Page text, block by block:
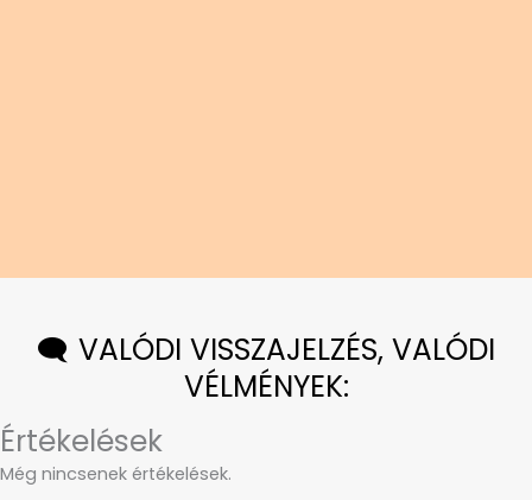
🗨️ VALÓDI VISSZAJELZÉS, VALÓDI
VÉLMÉNYEK:
Értékelések
Még nincsenek értékelések.